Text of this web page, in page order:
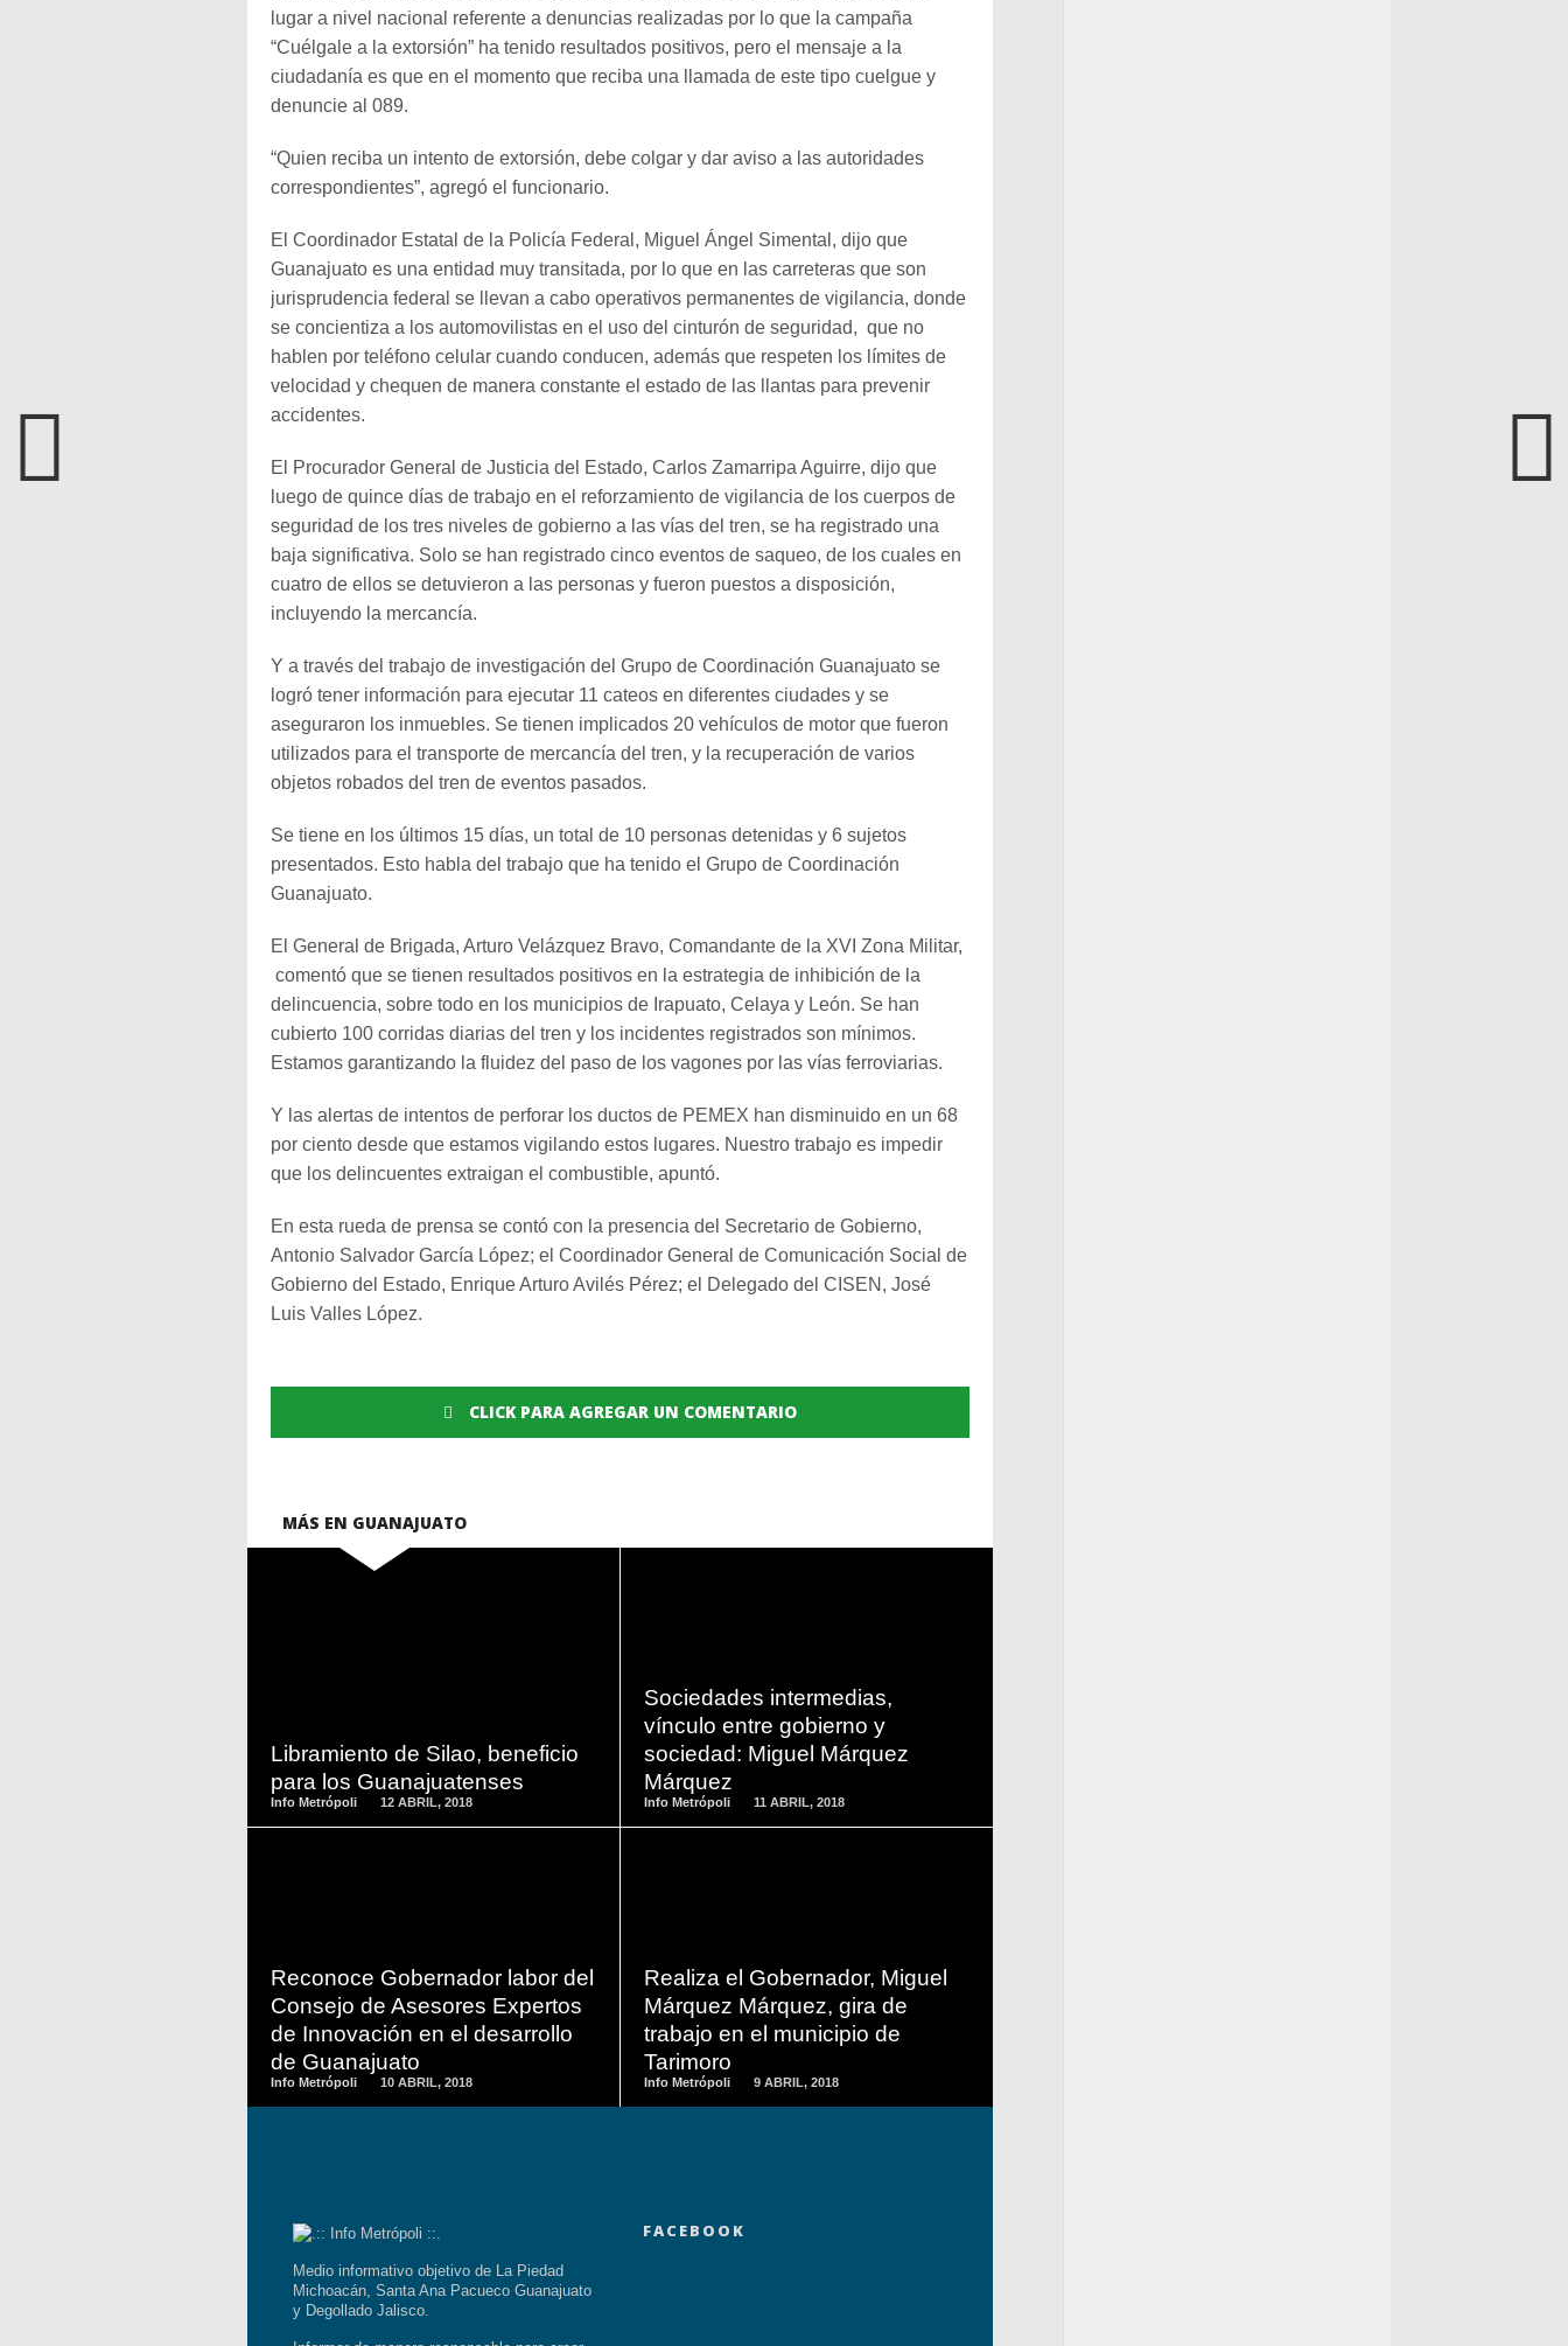
lugar a nivel nacional referente a denuncias realizadas por lo que la campaña
“Cuélgale a la extorsión” ha tenido resultados positivos, pero el mensaje a la
ciudadanía es que en el momento que reciba una llamada de este tipo cuelgue y
denuncie al 089.
“Quien reciba un intento de extorsión, debe colgar y dar aviso a las autoridades
correspondientes”, agregó el funcionario.
El Coordinador Estatal de la Policía Federal, Miguel Ángel Simental, dijo que
Guanajuato es una entidad muy transitada, por lo que en las carreteras que son
jurisprudencia federal se llevan a cabo operativos permanentes de vigilancia, donde
se concientiza a los automovilistas en el uso del cinturón de seguridad, que no
hablen por teléfono celular cuando conducen, además que respeten los límites de
velocidad y chequen de manera constante el estado de las llantas para prevenir
accidentes.
El Procurador General de Justicia del Estado, Carlos Zamarripa Aguirre, dijo que
luego de quince días de trabajo en el reforzamiento de vigilancia de los cuerpos de
seguridad de los tres niveles de gobierno a las vías del tren, se ha registrado una
baja significativa. Solo se han registrado cinco eventos de saqueo, de los cuales en
cuatro de ellos se detuvieron a las personas y fueron puestos a disposición,
incluyendo la mercancía.
Y a través del trabajo de investigación del Grupo de Coordinación Guanajuato se
logró tener información para ejecutar 11 cateos en diferentes ciudades y se
aseguraron los inmuebles. Se tienen implicados 20 vehículos de motor que fueron
utilizados para el transporte de mercancía del tren, y la recuperación de varios
objetos robados del tren de eventos pasados.
Se tiene en los últimos 15 días, un total de 10 personas detenidas y 6 sujetos
presentados. Esto habla del trabajo que ha tenido el Grupo de Coordinación
Guanajuato.
El General de Brigada, Arturo Velázquez Bravo, Comandante de la XVI Zona Militar,
comentó que se tienen resultados positivos en la estrategia de inhibición de la
delincuencia, sobre todo en los municipios de Irapuato, Celaya y León. Se han
cubierto 100 corridas diarias del tren y los incidentes registrados son mínimos.
Estamos garantizando la fluidez del paso de los vagones por las vías ferroviarias.
Y las alertas de intentos de perforar los ductos de PEMEX han disminuido en un 68
por ciento desde que estamos vigilando estos lugares. Nuestro trabajo es impedir
que los delincuentes extraigan el combustible, apuntó.
En esta rueda de prensa se contó con la presencia del Secretario de Gobierno,
Antonio Salvador García López; el Coordinador General de Comunicación Social de
Gobierno del Estado, Enrique Arturo Avilés Pérez; el Delegado del CISEN, José
Luis Valles López.
CLICK PARA AGREGAR UN COMENTARIO
MÁS EN GUANAJUATO
Libramiento de Silao, beneficio
para los Guanajuatenses
Info Metrópoli 12 ABRIL, 2018
Sociedades intermedias,
vínculo entre gobierno y
sociedad: Miguel Márquez
Márquez
Info Metrópoli 11 ABRIL, 2018
Reconoce Gobernador labor del
Consejo de Asesores Expertos
de Innovación en el desarrollo
de Guanajuato
Info Metrópoli 10 ABRIL, 2018
Realiza el Gobernador, Miguel
Márquez Márquez, gira de
trabajo en el municipio de
Tarimoro
Info Metrópoli 9 ABRIL, 2018
Medio informativo objetivo de La Piedad
Michoacán, Santa Ana Pacueco Guanajuato
y Degollado Jalisco.
FACEBOOK